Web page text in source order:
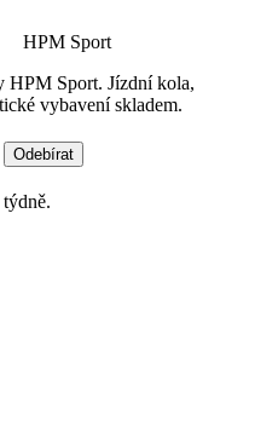
HPM Sport
HPM Sport. Jízdní kola,
vybavení skladem.
Odebírat